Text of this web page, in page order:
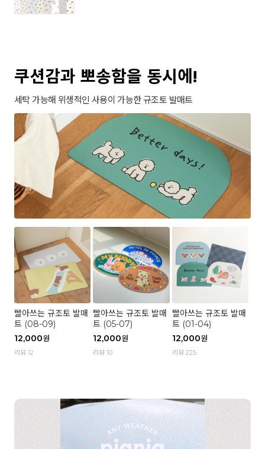
쿠션감과 뽀송함을 동시에!
세탁 가능해 위생적인 사용이 가능한 규조토 발매트
빨아쓰는 규조토 발매
트 (08-09)
12,000원
리뷰 12
빨아쓰는 규조토 발매
트 (05-07)
12,000원
리뷰 10
빨아쓰는 규조토 발매
트 (01-04)
12,000원
리뷰 225